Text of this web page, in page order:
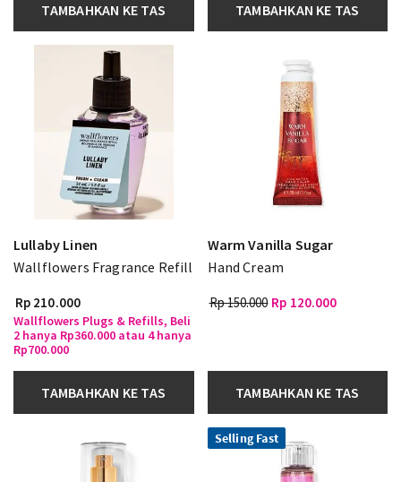
TAMBAHKAN KE TAS TAMBAHKAN KE TAS
Lullaby Linen
Wallflowers Fragrance Refill
Rp 210.000
Wallflowers Plugs & Refills, Beli
2 hanya Rp360.000 atau 4 hanya
Rp700.000
TAMBAHKAN KE TAS
Warm Vanilla Sugar
Hand Cream
Rp 150.000 Rp 120.000
TAMBAHKAN KE TAS
Selling Fast